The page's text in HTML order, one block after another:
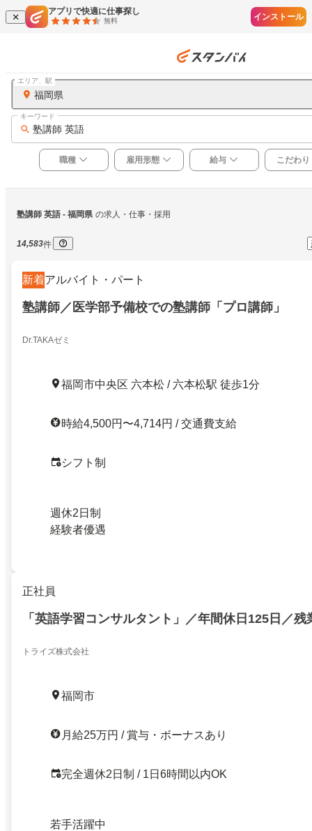
アプリで快適に仕事探し
無料 インストール
福岡県
エリア、駅
塾講師 英語
キーワード
職種 雇用形態 給与 こだわり
塾講師 英語 - 福岡県 の求人・仕事・採用
14,583件
新着アルバイト・パート
塾講師／医学部予備校での塾講師「プロ講師」
Dr.TAKAゼミ
福岡市中央区 六本松 / 六本松駅 徒歩1分
時給4,500円〜4,714円 / 交通費支給
シフト制
週休2日制
経験者優遇
正社員
「英語学習コンサルタント」／年間休日125日／残
トライズ株式会社
福岡市
月給25万円 / 賞与・ボーナスあり
完全週休2日制 / 1日6時間以内OK
若手活躍中